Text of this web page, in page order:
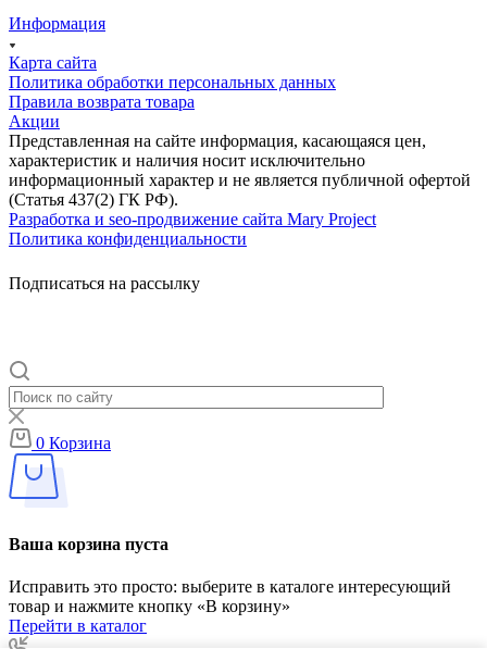
Информация
Карта сайта
Политика обработки персональных данных
Правила возврата товара
Акции
Представленная на сайте информация, касающаяся цен,
характеристик и наличия носит исключительно
информационный характер и не является публичной офертой
(Статья 437(2) ГК РФ).
Разработка и seo-продвижение сайта Mary Project
Политика конфиденциальности
Подписаться на рассылку
0 Корзина
Ваша корзина пуста
Исправить это просто: выберите в каталоге интересующий
товар и нажмите кнопку «В корзину»
Перейти в каталог